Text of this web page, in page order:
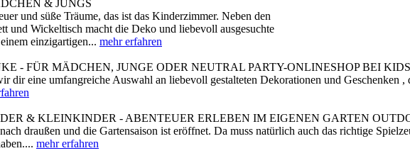
& JUNGS
und süße Träume, das ist das Kinderzimmer. Neben den
und Wickeltisch macht die Deko und liebevoll ausgesuchte
einzigartigen... mehr erfahren
- FÜR MÄDCHEN, JUNGE ODER NEUTRAL PARTY-ONLINESHOP BEI
dir eine umfangreiche Auswahl an liebevoll gestalteten Dekorationen und Geschenken
& KLEINKINDER - ABENTEUER ERLEBEN IM EIGENEN GARTEN
draußen und die Gartensaison ist eröffnet. Da muss natürlich auch das richtige
mehr erfahren